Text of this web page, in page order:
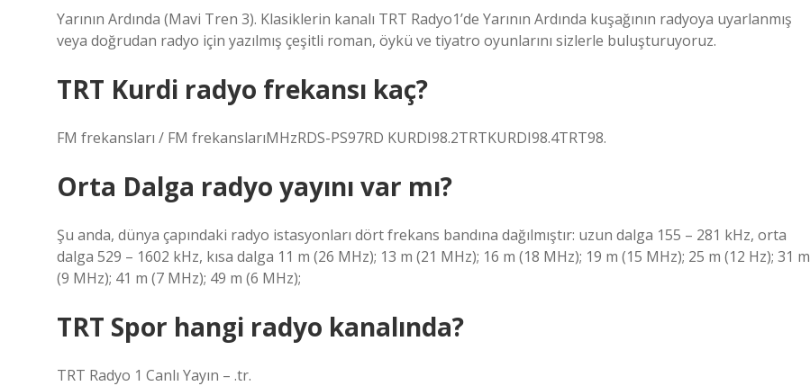
Yarının Ardında (Mavi Tren 3). Klasiklerin kanalı TRT Radyo1’de Yarının Ardında kuşağının radyoya uyarlanmış
veya doğrudan radyo için yazılmış çeşitli roman, öykü ve tiyatro oyunlarını sizlerle buluşturuyoruz.
TRT Kurdi radyo frekansı kaç?
FM frekansları / FM frekanslarıMHzRDS-PS97RD KURDI98.2TRTKURDI98.4TRT98.
Orta Dalga radyo yayını var mı?
Şu anda, dünya çapındaki radyo istasyonları dört frekans bandına dağılmıştır: uzun dalga 155 – 281 kHz, orta
dalga 529 – 1602 kHz, kısa dalga 11 m (26 MHz); 13 m (21 MHz); 16 m (18 MHz); 19 m (15 MHz); 25 m (12 Hz); 31 m
(9 MHz); 41 m (7 MHz); 49 m (6 MHz);
TRT Spor hangi radyo kanalında?
TRT Radyo 1 Canlı Yayın – .tr.